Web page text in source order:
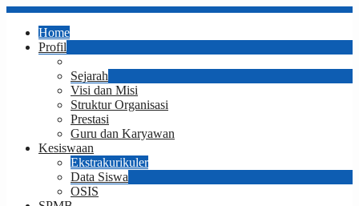
Home
Profil
Sejarah
Visi dan Misi
Struktur Organisasi
Prestasi
Guru dan Karyawan
Kesiswaan
Ekstrakurikuler
Data Siswa
OSIS